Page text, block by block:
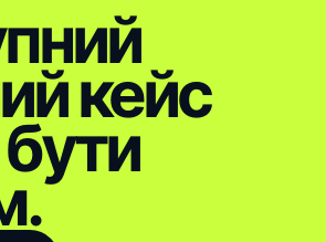
кейс